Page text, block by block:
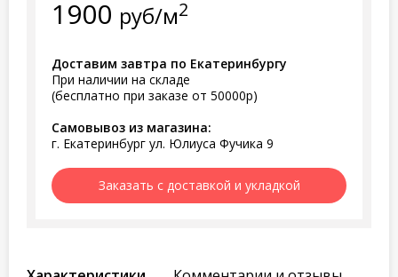
1900 руб/м2
Доставим завтра по Екатеринбургу
При наличии на складе
(бесплатно при заказе от 50000р)
Самовывоз из магазина:
г. Екатеринбург ул. Юлиуса Фучика 9
Заказать с доставкой и укладкой